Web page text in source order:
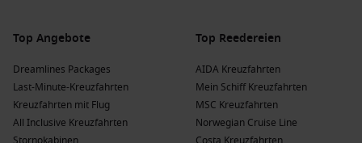
Ciotat besuchen
Küsten und interessante Kulturen.
verschiedene Länder mit reichen Traditionen und
Top Angebote
Dreamlines Packages
Last-Minute-Kreuzfahrten
Kreuzfahrten mit Flug
All Inclusive Kreuzfahrten
Top Reedereien
AIDA Kreuzfahrten
Mein Schiff Kreuzfahrten
MSC Kreuzfahrten
Norwegian Cruise Line